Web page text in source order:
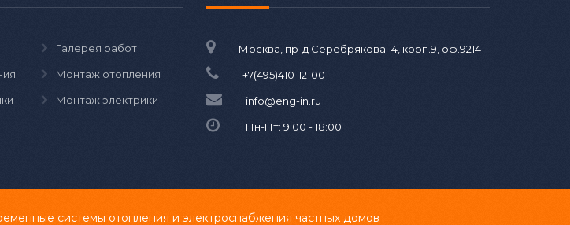
Галерея работ
Монтаж отопления
Монтаж электрики
Москва, пр-д Серебрякова 14, корп.9, оф.9214
+7(495)410-12-00
info@eng-in.ru
Пн-Пт: 9:00 - 18:00
системы отопления и электроснабжения частных домов